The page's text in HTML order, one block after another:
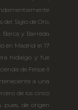
del Siglo de Oro,
y Barreda
en Madrid el 17
hidalgo y fue
de Felipe II
a una
de los cinco
pues, de origen